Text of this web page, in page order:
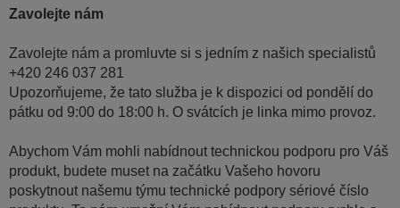
Zavolejte nám
Zavolejte nám a promluvte si s jedním z našich specialistů
+420 246 037 281
Upozorňujeme, že tato služba je k dispozici od pondělí do
pátku od 9:00 do 18:00 h. O svátcích je linka mimo provoz.
Abychom Vám mohli nabídnout technickou podporu pro Váš
produkt, budete muset na začátku Vašeho hovoru
poskytnout našemu týmu technické podpory sériové číslo